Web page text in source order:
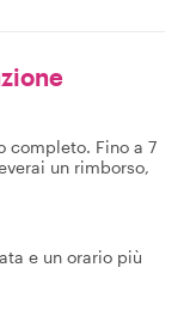
completo. Fino a 7
un rimborso,
e un orario più